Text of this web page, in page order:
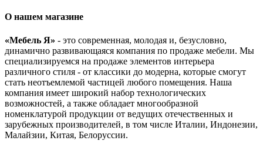
О нашем магазине
«Мебель Я» - это современная, молодая и, безусловно,
динамично развивающаяся компания по продаже мебели. Мы
специализируемся на продаже элементов интерьера
различного стиля - от классики до модерна, которые смогут
стать неотъемлемой частицей любого помещения. Наша
компания имеет широкий набор технологических
возможностей, а также обладает многообразной
номенклатурой продукции от ведущих отечественных и
зарубежных производителей, в том числе Италии, Индонезии,
Малайзии, Китая, Белоруссии.